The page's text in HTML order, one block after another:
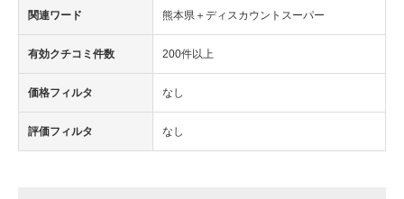
関連ワード 熊本県＋ディスカウントスーパー
有効クチコミ件数 200件以上
価格フィルタ なし
評価フィルタ なし